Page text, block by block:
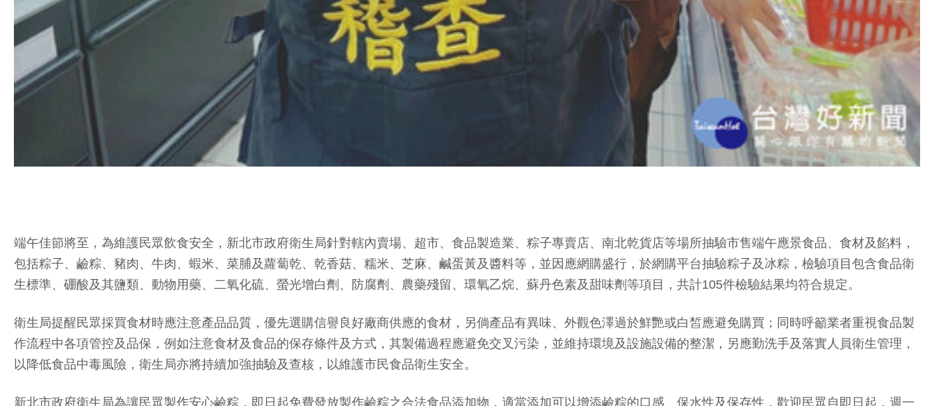
端午佳節將至，為維護民眾飲食安全，新北市政府衛生局針對轄內賣場、超市、食品製造業、粽子專賣店、南北乾貨店等場所抽驗市售端午應景食品、食材及餡料，
包括粽子、鹼粽、豬肉、牛肉、蝦米、菜脯及蘿蔔乾、乾香菇、糯米、芝麻、鹹蛋黃及醬料等，並因應網購盛行，於網購平台抽驗粽子及冰粽，檢驗項目包含食品衛
生標準、硼酸及其鹽類、動物用藥、二氧化硫、螢光增白劑、防腐劑、農藥殘留、環氧乙烷、蘇丹色素及甜味劑等項目，共計105件檢驗結果均符合規定。
衛生局提醒民眾採買食材時應注意產品品質，優先選購信譽良好廠商供應的食材，另倘產品有異味、外觀色澤過於鮮艷或白皙應避免購買；同時呼籲業者重視食品製
作流程中各項管控及品保，例如注意食材及食品的保存條件及方式，其製備過程應避免交叉污染，並維持環境及設施設備的整潔，另應勤洗手及落實人員衛生管理，
以降低食品中毒風險，衛生局亦將持續加強抽驗及查核，以維護市民食品衛生安全。
新北市政府衛生局為讓民眾製作安心鹼粽，即日起免費發放製作鹼粽之合法食品添加物，適當添加可以增添鹼粽的口感、保水性及保存性，歡迎民眾自即日起，週一